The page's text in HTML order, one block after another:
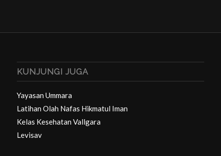
KUNJUNGI JUGA
Yayasan Ummara
Latihan Olah Nafas Hikmatul Iman
Kelas Kesehatan Vallgara
Levisav